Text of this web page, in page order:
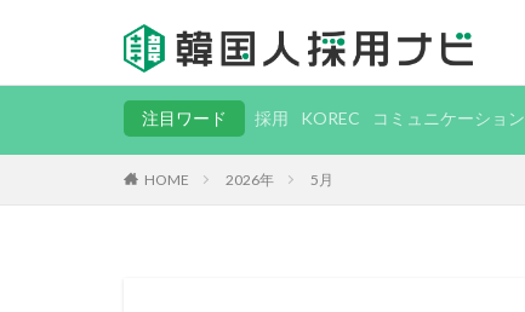
注目ワード 採用 KOREC コミュニケーション
HOME 2026年 5月